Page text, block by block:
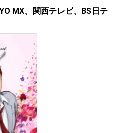
MX、関西テレビ、BS日テ